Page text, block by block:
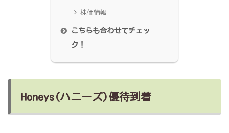
株価情報
こちらも合わせてチェッ
ク！
Honeys(ハニーズ)優待到着